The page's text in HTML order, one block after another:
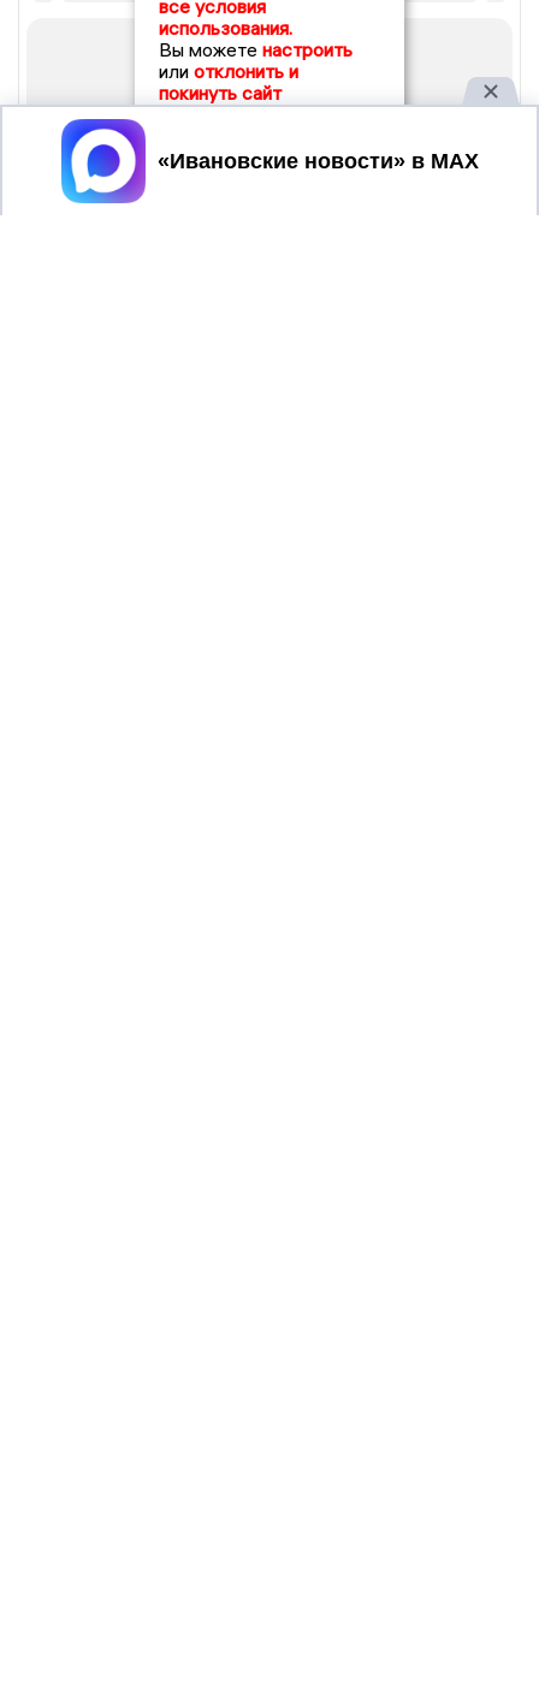
все условия
использования.
Вы можете настроить
или отклонить и
покинуть сайт
Принять